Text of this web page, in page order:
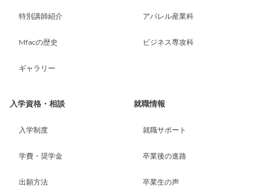
特別講師紹介
Mfacの歴史
ギャラリー
アパレル産業科
ビジネス専攻科
入学資格・相談
入学制度
学費・奨学金
出願方法
就職情報
就職サポート
卒業後の進路
卒業生の声